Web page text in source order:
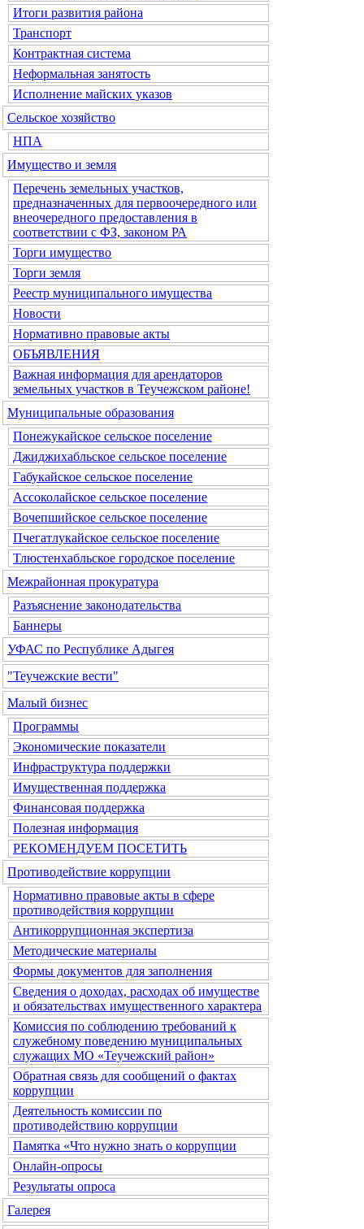
Итоги развития района
Транспорт
Контрактная система
Неформальная занятость
Исполнение майских указов
Сельское хозяйство
НПА
Имущество и земля
Перечень земельных участков,
предназначенных для первоочередного или
внеочередного предоставления в
соответствии с ФЗ, законом РА
Торги имущество
Торги земля
Реестр муниципального имущества
Новости
Нормативно правовые акты
ОБЪЯВЛЕНИЯ
Важная информация для арендаторов
земельных участков в Теучежском районе!
Муниципальные образования
Понежукайское сельское поселение
Джиджихабльское сельское поселение
Габукайское сельское поселение
Ассоколайское сельское поселение
Вочепшийское сельское поселение
Пчегатлукайское сельское поселение
Тлюстенхабльское городское поселение
Межрайонная прокуратура
Разъяснение законодательства
Баннеры
УФАС по Республике Адыгея
"Теучежские вести"
Малый бизнес
Программы
Экономические показатели
Инфраструктура поддержки
Имущественная поддержка
Финансовая поддержка
Полезная информация
РЕКОМЕНДУЕМ ПОСЕТИТЬ
Противодействие коррупции
Нормативно правовые акты в сфере
противодействия коррупции
Антикоррупционная экспертиза
Методические материалы
Формы документов для заполнения
Сведения о доходах, расходах об имуществе
и обязательствах имущественного характера
Комиссия по соблюдению требований к
служебному поведению муниципальных
служащих МО «Теучежский район»
Обратная связь для сообщений о фактах
коррупции
Деятельность комиссии по
противодействию коррупции
Памятка «Что нужно знать о коррупции
Онлайн-опросы
Результаты опроса
Галерея